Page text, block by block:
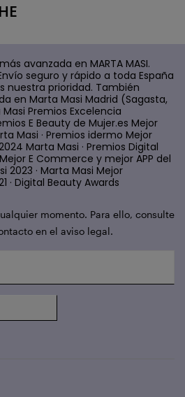
avanzada en MARTA MASI.
seguro y rápido a toda España
nuestra prioridad. También
en Marta Masi Madrid (Sagasta,
Premios Excelencia
E Beauty de Mujer.es Mejor
Masi · Premios idermo Mejor
Marta Masi · Premios Digital
E Commerce y mejor APP del
2023 · Marta Masi Mejor
· Digital Beauty Awards
momento. Para ello, consulte
en el aviso legal.